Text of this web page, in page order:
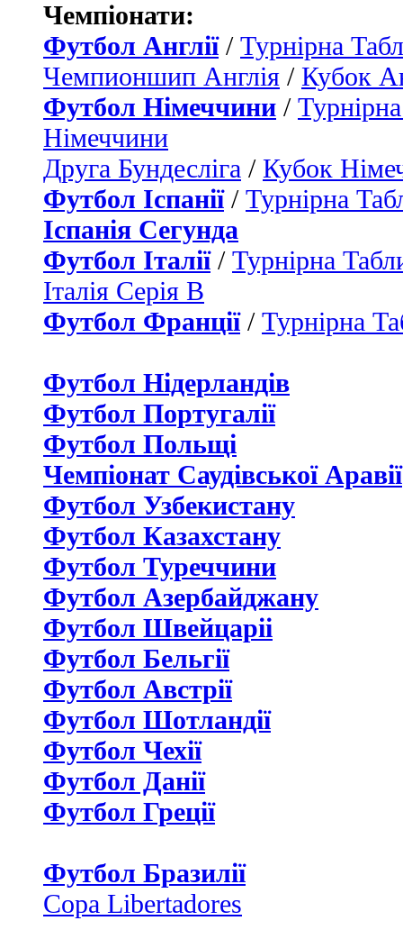
Чемпіонати:
Футбол Англії/ Турнірна
Чемпионшип Англія / Кубок
Футбол Німеччини /
Німеччини
Друга Бундесліга / Кубок
Футбол Іспанії/ Турнірна
Іспанія Сегунда
Футбол Італії/ Турнірна
Італія Серія B
Футбол Франції/ Турнірна
Футбол Нідерландiв
Футбол Португалії
Футбол Польщі
Чемпіонат Саудівської Аравії
Футбол Узбекистану
Футбол Казахстану
Футбол Туреччини
Футбол Азербайджану
Футбол Швейцаріі
Футбол Бельгії
Футбол Австрії
Футбол Шотландії
Футбол Чехії
Футбол Данії
Футбол Греції
Футбол Бразилії
Copa Libertadores